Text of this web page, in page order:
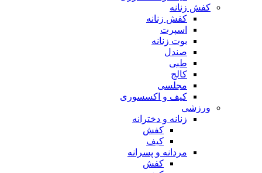
کفش زنانه
کفش زنانه
اسپرت
بوت زنانه
مجلسی
کیف و اکسسوری
ورزشی
زنانه و دخترانه
مردانه و پسرانه